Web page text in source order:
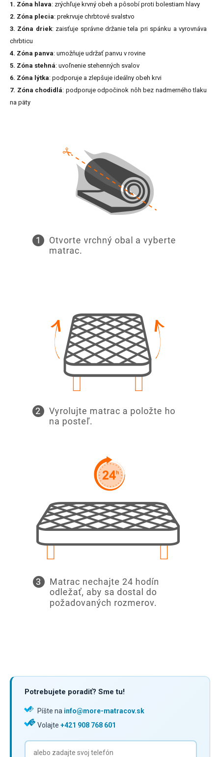
1. Zóna hlava: zrýchľuje krvný obeh a pôsobí proti bolestiam hlavy
2. Zóna plecia: prekrvuje chrbtové svalstvo
3. Zóna driek: zaisťuje správne držanie tela pri spánku a vyrovnáva
chrbticu
4. Zóna panva: umožňuje udržať panvu v rovine
5. Zóna stehná: uvoľnenie stehenných svalov
6. Zóna lýtka: podporuje a zlepšuje ideálny obeh krvi
7. Zóna chodidlá: podporuje odpočinok nôh bez nadmerného tlaku
na päty
Potrebujete poradiť? Sme tu!
Píšte na info@more-matracov.sk
Volajte +421 908 768 601